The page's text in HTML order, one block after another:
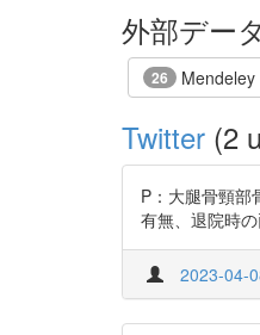
外部デー
26 Mendeley
Twitter (2
P：大腿骨頸部
有無、退院時
2023-04-